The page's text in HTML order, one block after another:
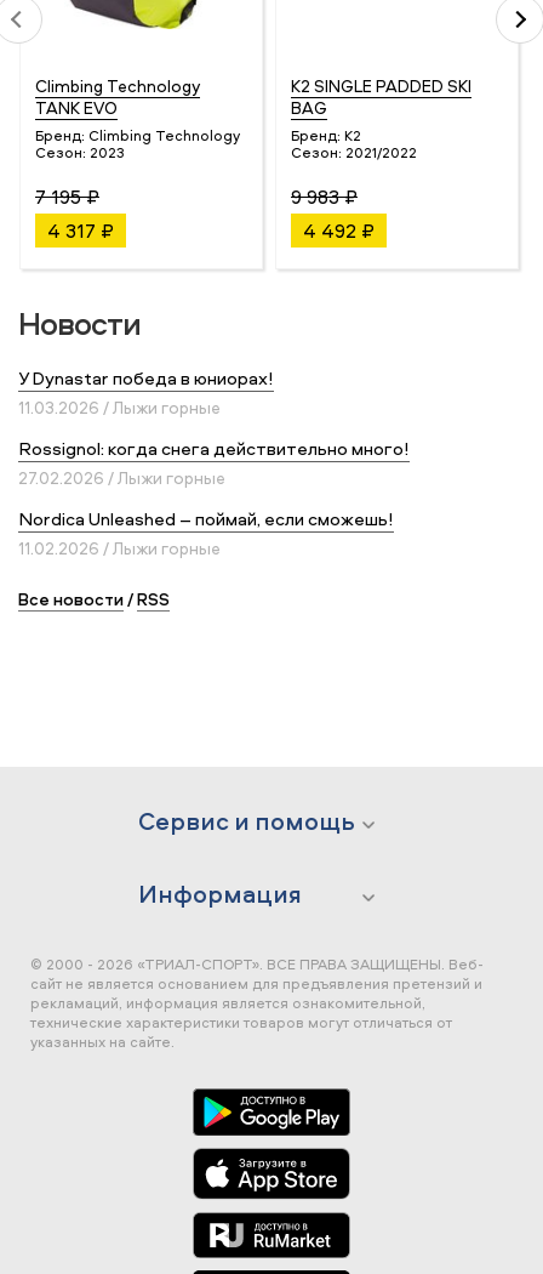
Climbing Technology
TANK EVO
Бренд: Climbing Technology
Сезон: 2023
7 195 ₽
4 317 ₽
K2 SINGLE PADDED SKI
BAG
Бренд: K2
Сезон: 2021/2022
9 983 ₽
4 492 ₽
Новости
У Dynastar победа в юниорах!
11.03.2026 / Лыжи горные
Rossignol: когда снега действительно много!
27.02.2026 / Лыжи горные
Nordica Unleashed – поймай, если сможешь!
11.02.2026 / Лыжи горные
Все новости/RSS
Сервис и помощь
Информация
© 2000 - 2026 «ТРИАЛ-СПОРТ». ВСЕ ПРАВА ЗАЩИЩЕНЫ. Веб-
сайт не является основанием для предъявления претензий и
рекламаций, информация является ознакомительной,
технические характеристики товаров могут отличаться от
указанных на сайте.